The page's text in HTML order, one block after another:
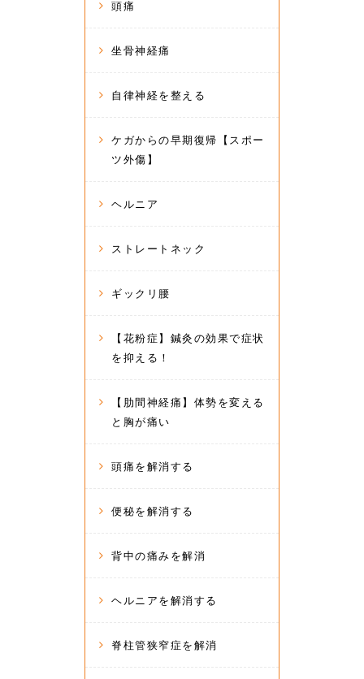
頭痛
坐骨神経痛
自律神経を整える
ケガからの早期復帰【スポー
ツ外傷】
ヘルニア
ストレートネック
ギックリ腰
【花粉症】鍼灸の効果で症状
を抑える！
【肋間神経痛】体勢を変える
と胸が痛い
頭痛を解消する
便秘を解消する
背中の痛みを解消
ヘルニアを解消する
脊柱管狭窄症を解消